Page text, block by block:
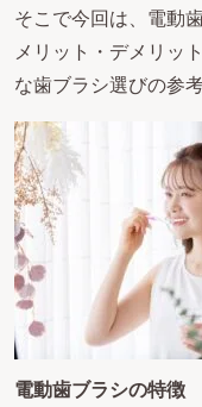
そこで今回は、電動
メリット・デメリッ
な歯ブラシ選びの参
電動歯ブラシの特徴